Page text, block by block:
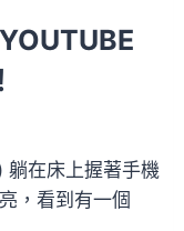
躺在床上握著手機
，看到有一個